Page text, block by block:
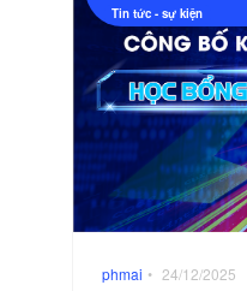
Tin tức - sự kiện
phmai • 24/12/2025